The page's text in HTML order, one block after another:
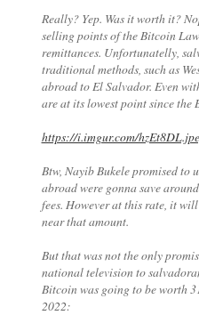
Really? Yep. Was it worth it?
selling points of the Bitcoin
remittances. Unfortunatelly,
traditional methods, such as
abroad to El Salvador. Even
are at its lowest point since the
https://i.imgur.com/
Btw, Nayib Bukele promised to
abroad were gonna save
fees. However at this rate, it
near that amount.
But that was not the only
national television to
Bitcoin was going to be worth
2022: